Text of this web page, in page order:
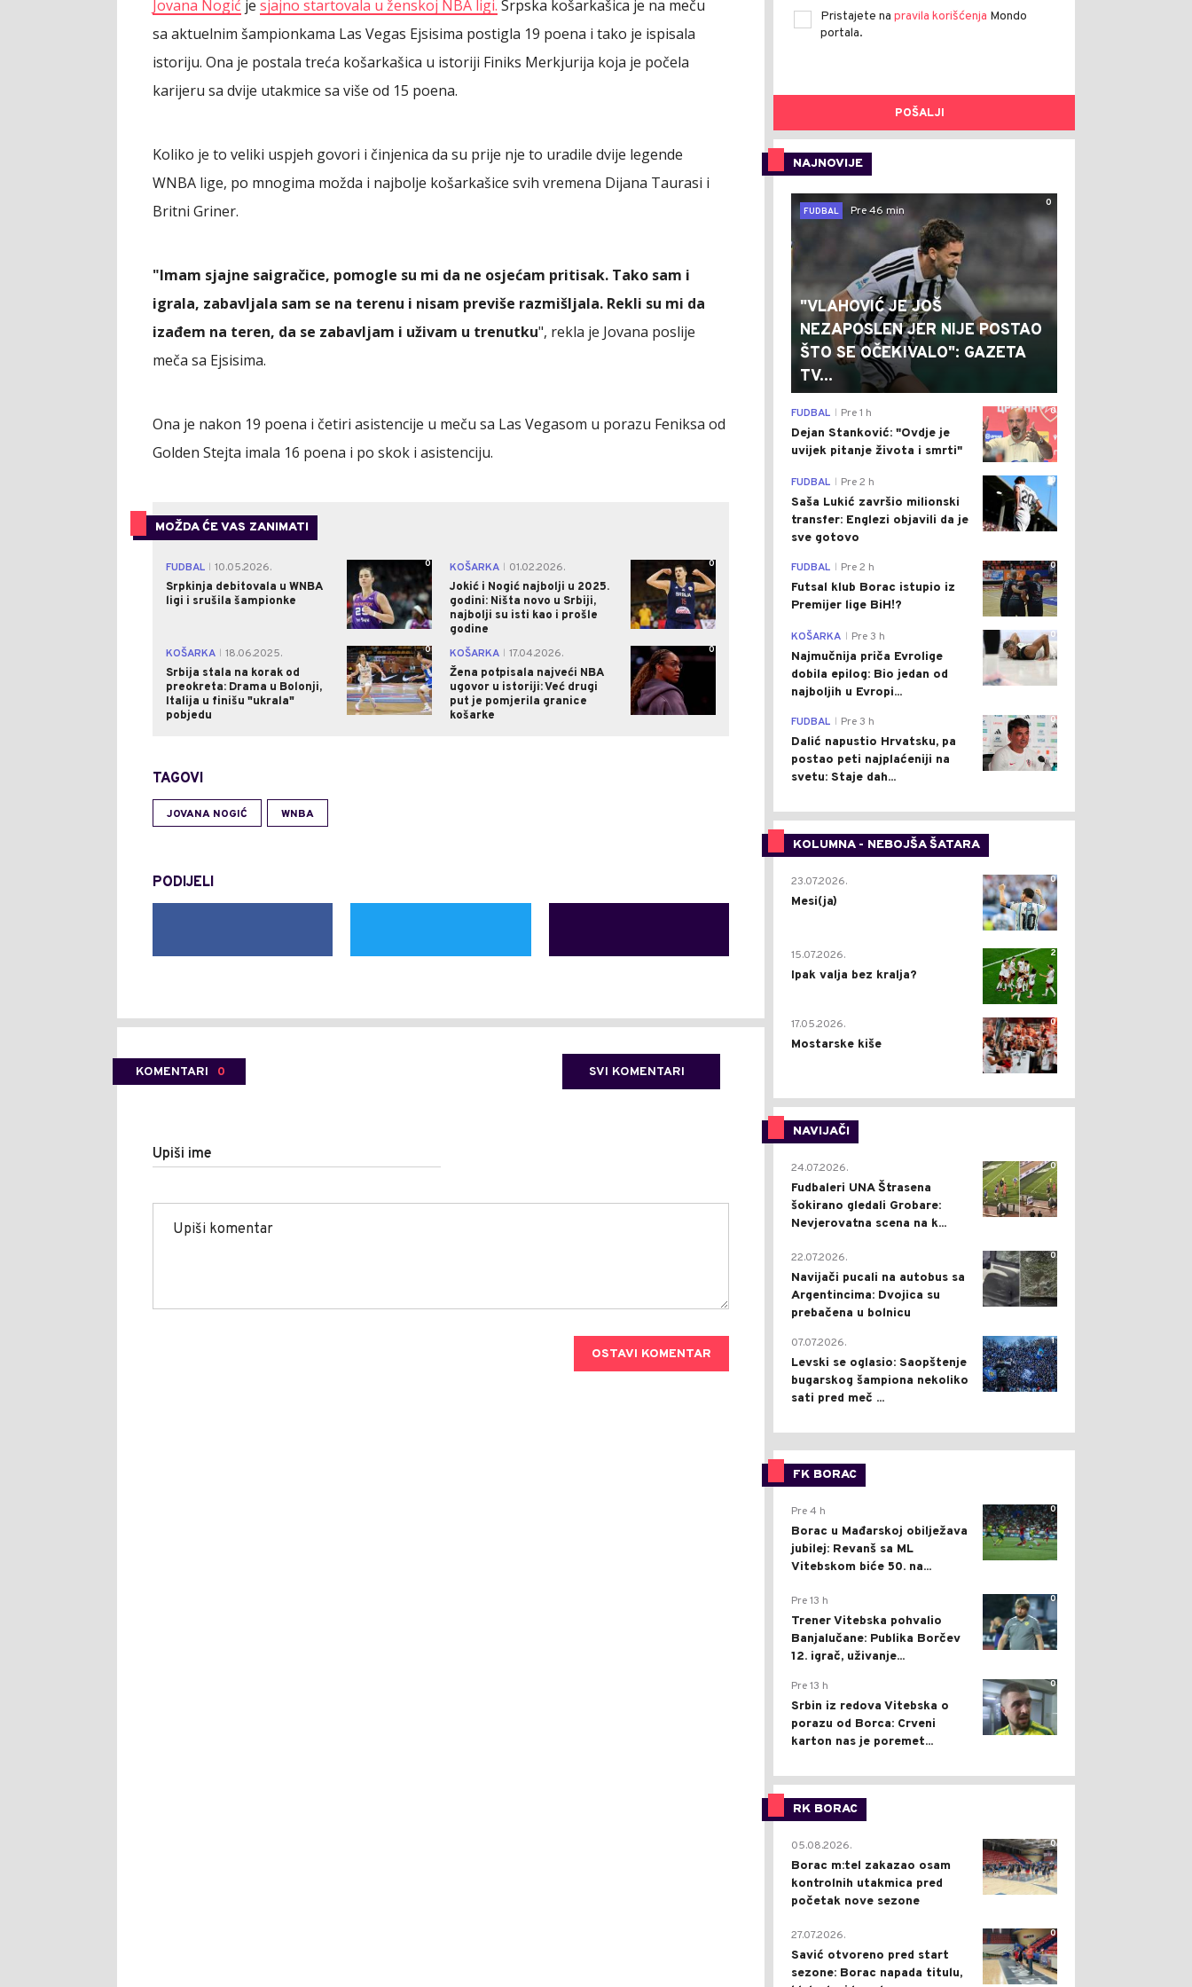
Jovana Nogić je sjajno startovala u ženskoj NBA ligi. Srpska košarkašica je na meču
sa aktuelnim šampionkama Las Vegas Ejsisima postigla 19 poena i tako je ispisala
istoriju. Ona je postala treća košarkašica u istoriji Finiks Merkjurija koja je počela
karijeru sa dvije utakmice sa više od 15 poena.
Koliko je to veliki uspjeh govori i činjenica da su prije nje to uradile dvije legende
WNBA lige, po mnogima možda i najbolje košarkašice svih vremena Dijana Taurasi i
Britni Griner.
"Imam sjajne saigračice, pomogle su mi da ne osjećam pritisak. Tako sam i
igrala, zabavljala sam se na terenu i nisam previše razmišljala. Rekli su mi da
izađem na teren, da se zabavljam i uživam u trenutku", rekla je Jovana poslije
meča sa Ejsisima.
Ona je nakon 19 poena i četiri asistencije u meču sa Las Vegasom u porazu Feniksa od
Golden Stejta imala 16 poena i po skok i asistenciju.
MOŽDA ĆE VAS ZANIMATI
FUDBAL
10.05.2026.
Srpkinja debitovala u WNBA
ligi i srušila šampionke
0 KOŠARKA
01.02.2026.
Jokić i Nogić najbolji u 2025.
godini: Ništa novo u Srbiji,
najbolji su isti kao i prošle
godine
0
KOŠARKA
18.06.2025.
Srbija stala na korak od
preokreta: Drama u Bolonji,
Italija u finišu "ukrala"
pobjedu
0 KOŠARKA
17.04.2026.
Žena potpisala najveći NBA
ugovor u istoriji: Već drugi
put je pomjerila granice
košarke
0
TAGOVI
JOVANA NOGIĆ WNBA
PODIJELI
KOMENTARI 0 SVI KOMENTARI
Upiši ime
OSTAVI KOMENTAR
Pristajete na pravila korišćenja Mondo
portala.
POŠALJI
NAJNOVIJE
0
FUDBAL
Pre 46 min
"VLAHOVIĆ JE JOŠ
NEZAPOSLEN JER NIJE POSTAO
ŠTO SE OČEKIVALO": GAZETA
TV...
0
FUDBAL Pre 1 h
Dejan Stanković: "Ovdje je
uvijek pitanje života i smrti"
0
FUDBAL Pre 2 h
Saša Lukić završio milionski
transfer: Englezi objavili da je
sve gotovo
0
FUDBAL Pre 2 h
Futsal klub Borac istupio iz
Premijer lige BiH!?
0
KOŠARKA Pre 3 h
Najmučnija priča Evrolige
dobila epilog: Bio jedan od
najboljih u Evropi...
0
FUDBAL Pre 3 h
Dalić napustio Hrvatsku, pa
postao peti najplaćeniji na
svetu: Staje dah...
KOLUMNA - NEBOJŠA ŠATARA
0
23.07.2026.
Mesi(ja)
2
15.07.2026.
Ipak valja bez kralja?
0
17.05.2026.
Mostarske kiše
NAVIJAČI
0
24.07.2026.
Fudbaleri UNA Štrasena
šokirano gledali Grobare:
Nevjerovatna scena na k...
0
22.07.2026.
Navijači pucali na autobus sa
Argentincima: Dvojica su
prebačena u bolnicu
1
07.07.2026.
Levski se oglasio: Saopštenje
bugarskog šampiona nekoliko
sati pred meč ...
FK BORAC
0
Pre 4 h
Borac u Mađarskoj obilježava
jubilej: Revanš sa ML
Vitebskom biće 50. na...
0
Pre 13 h
Trener Vitebska pohvalio
Banjalučane: Publika Borčev
12. igrač, uživanje...
0
Pre 13 h
Srbin iz redova Vitebska o
porazu od Borca: Crveni
karton nas je poremet...
RK BORAC
0
05.08.2026.
Borac m:tel zakazao osam
kontrolnih utakmica pred
početak nove sezone
0
27.07.2026.
Savić otvoreno pred start
sezone: Borac napada titulu,